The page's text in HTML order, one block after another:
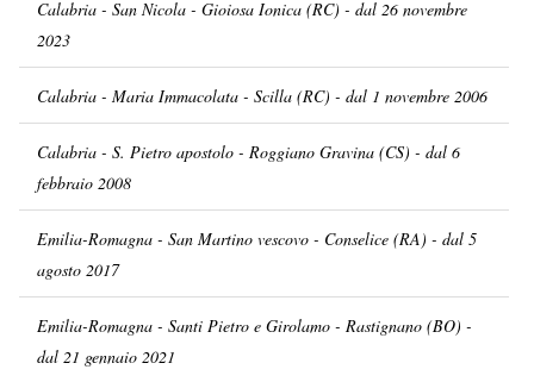
Calabria - San Nicola - Gioiosa Ionica (RC) - dal 26 novembre
2023
Calabria - Maria Immacolata - Scilla (RC) - dal 1 novembre 2006
Calabria - S. Pietro apostolo - Roggiano Gravina (CS) - dal 6
febbraio 2008
Emilia-Romagna - San Martino vescovo - Conselice (RA) - dal 5
agosto 2017
Emilia-Romagna - Santi Pietro e Girolamo - Rastignano (BO) -
dal 21 gennaio 2021